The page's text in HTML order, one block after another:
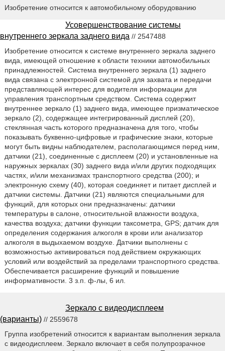
Изобретение относится к автомобильному оборудованию
Усовершенствование системы
внутреннего зеркала заднего вида // 2547488
Изобретение относится к системе внутреннего зеркала заднего
вида, имеющей отношение к области техники автомобильных
принадлежностей. Система внутреннего зеркала (1) заднего
вида связана с электронной системой для захвата и передачи
представляющей интерес для водителя информации для
управления транспортным средством. Система содержит
внутреннее зеркало (1) заднего вида, имеющее призматическое
зеркало (2), содержащее интегрированный дисплей (20),
стеклянная часть которого предназначена для того, чтобы
показывать буквенно-цифровые и графические знаки, которые
могут быть видны наблюдателем, располагающимся перед ним,
датчики (21), соединенные с дисплеем (20) и установленные на
наружных зеркалах (30) заднего вида и/или других подходящих
частях, и/или механизмах транспортного средства (200); и
электронную схему (40), которая соединяет и питает дисплей и
датчики системы. Датчики (21) являются специальными для
функций, для которых они предназначены: датчики
температуры в салоне, относительной влажности воздуха,
качества воздуха; датчики функции таксометра, GPS; датчик для
определения содержания алкоголя в крови или анализатор
алкоголя в выдыхаемом воздухе. Датчики выполнены с
возможностью активироваться под действием окружающих
условий или воздействий за пределами транспортного средства.
Обеспечивается расширение функций и повышение
информативности. 3 з.п. ф-лы, 6 ил.
Зеркало с видеодисплеем
(варианты) // 2559678
Группа изобретений относится к вариантам выполнения зеркала
с видеодисплеем. Зеркало включает в себя полупрозрачное